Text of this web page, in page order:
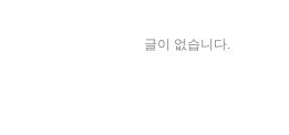
글이 없습니다.